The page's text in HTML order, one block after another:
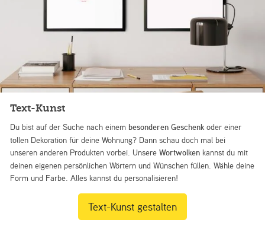
Text-Kunst
Du bist auf der Suche nach einem besonderen Geschenk oder einer
tollen Dekoration für deine Wohnung? Dann schau doch mal bei
unseren anderen Produkten vorbei. UnsereWortwolken kannst du mit
deinen eigenen persönlichen Wörtern und Wünschen füllen. Wähle deine
Form und Farbe. Alles kannst du personalisieren!
Text-Kunst gestalten